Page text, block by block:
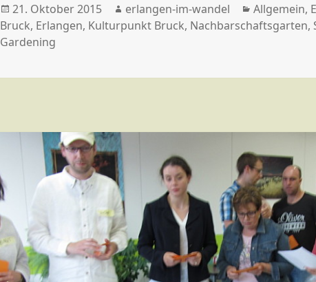
Veröffentlicht
am
21. Oktober 2015 Autor
erlangen-im-wandel Kategorien
Allgemein,
Bruck, Erlangen, Kulturpunkt Bruck, Nachbarschaftsgarten,
Gardening